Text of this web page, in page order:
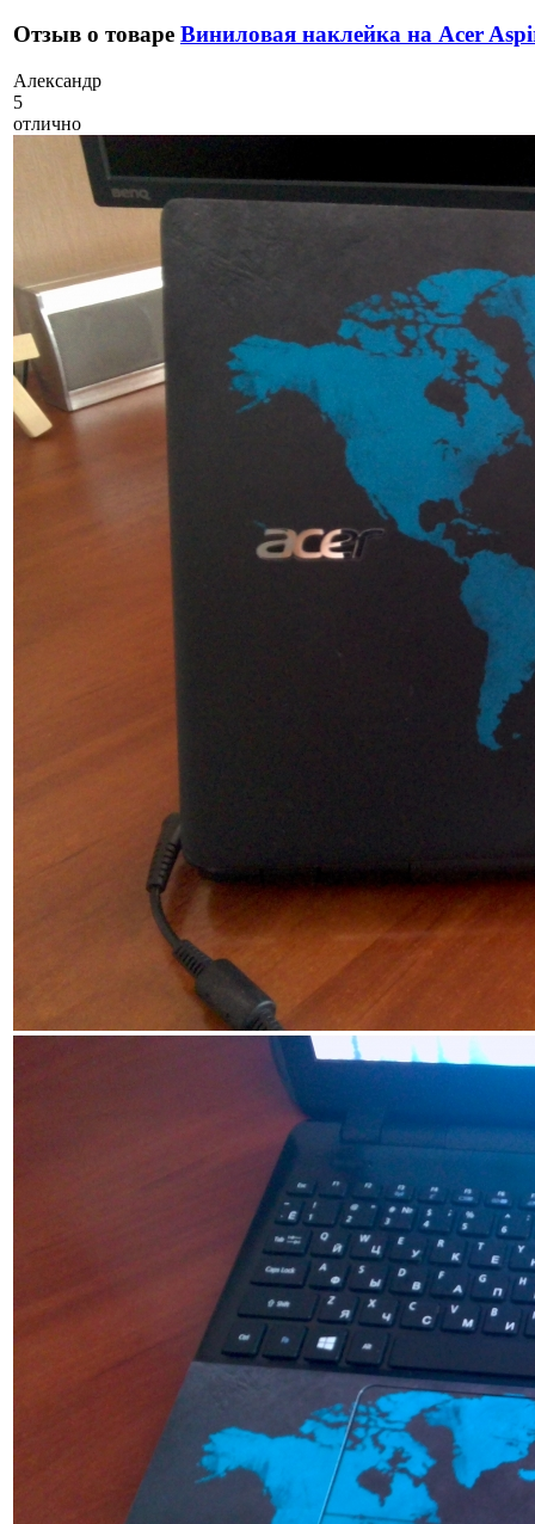
Отзыв о товаре Виниловая наклейка на Acer
Александр
5
отлично